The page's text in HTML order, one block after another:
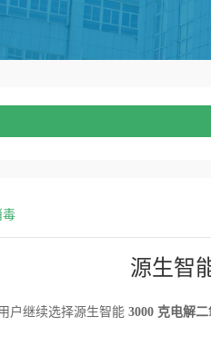
毒
源生智
户继续选择源生智能 3000 克电解